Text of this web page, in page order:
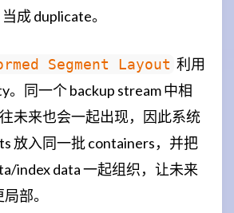
当成 duplicate。
Segment Layout 利用
。同一个 backup stream 中相
未来也会一起出现，因此系统
放入同一批 containers，并把
index data 一起组织，让未来
部。